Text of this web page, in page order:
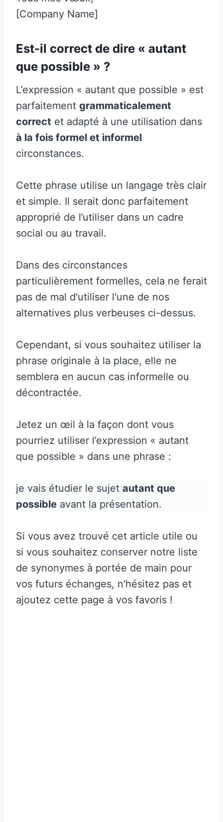
[Company Name]
Est-il correct de dire « autant
que possible » ?
L’expression « autant que possible » est
parfaitement grammaticalement
correct et adapté à une utilisation dans
à la fois formel et informel
circonstances.
Cette phrase utilise un langage très clair
et simple. Il serait donc parfaitement
approprié de l’utiliser dans un cadre
social ou au travail.
Dans des circonstances
particulièrement formelles, cela ne ferait
pas de mal d'utiliser l'une de nos
alternatives plus verbeuses ci-dessus.
Cependant, si vous souhaitez utiliser la
phrase originale à la place, elle ne
semblera en aucun cas informelle ou
décontractée.
Jetez un œil à la façon dont vous
pourriez utiliser l’expression « autant
que possible » dans une phrase :
je vais étudier le sujet autant que
possible avant la présentation.
Si vous avez trouvé cet article utile ou
si vous souhaitez conserver notre liste
de synonymes à portée de main pour
vos futurs échanges, n'hésitez pas et
ajoutez cette page à vos favoris !